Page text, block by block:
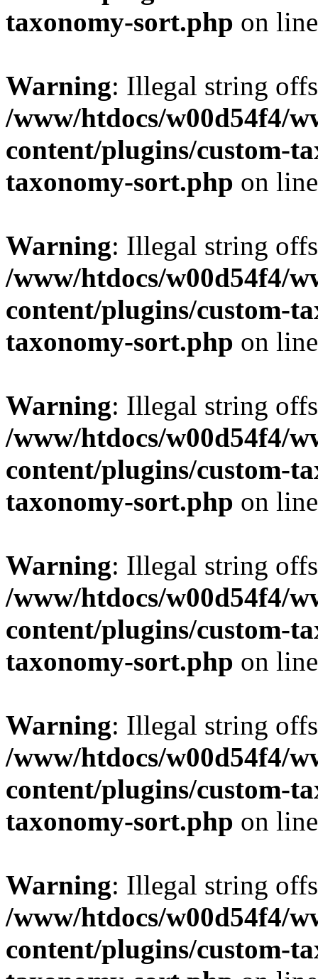
taxonomy-sort.php on
Warning: Illegal string
/www/htdocs/w00d54f4/
content/plugins/custom-
taxonomy-sort.php on
Warning: Illegal string
/www/htdocs/w00d54f4/
content/plugins/custom-
taxonomy-sort.php on
Warning: Illegal string
/www/htdocs/w00d54f4/
content/plugins/custom-
taxonomy-sort.php on
Warning: Illegal string
/www/htdocs/w00d54f4/
content/plugins/custom-
taxonomy-sort.php on
Warning: Illegal string
/www/htdocs/w00d54f4/
content/plugins/custom-
taxonomy-sort.php on
Warning: Illegal string
/www/htdocs/w00d54f4/
content/plugins/custom-